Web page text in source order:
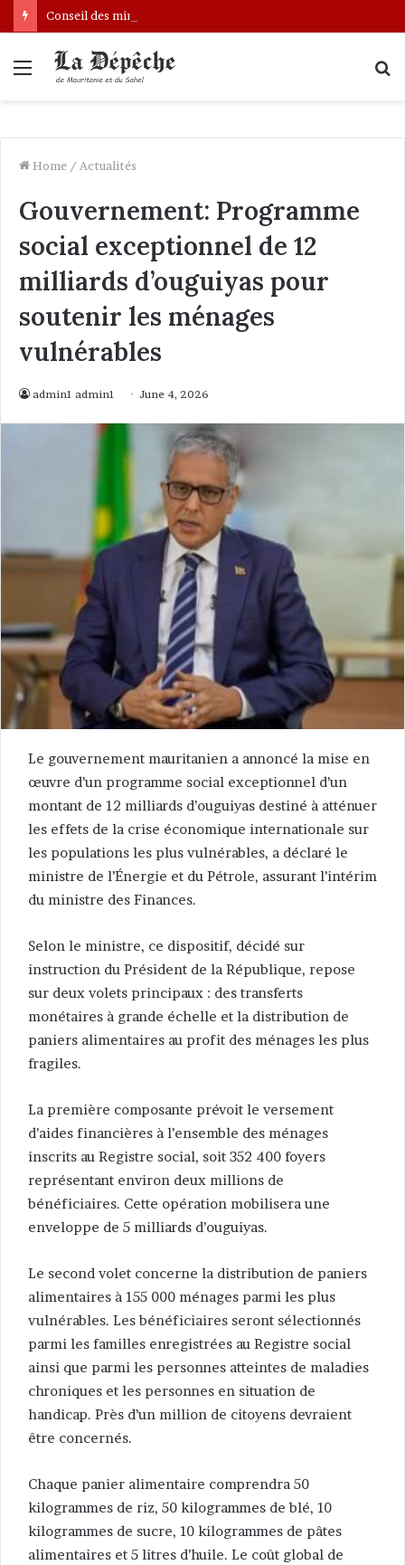
Menu
Home / Actualités
Gouvernement: Programme
social exceptionnel de 12
milliards d’ouguiyas pour
soutenir les ménages
vulnérables
admin1 admin1 June 4, 2026
Le gouvernement mauritanien a annoncé la mise en
œuvre d’un programme social exceptionnel d’un
montant de 12 milliards d’ouguiyas destiné à atténuer
les effets de la crise économique internationale sur
les populations les plus vulnérables, a déclaré le
ministre de l’Énergie et du Pétrole, assurant l’intérim
du ministre des Finances.
Selon le ministre, ce dispositif, décidé sur
instruction du Président de la République, repose
sur deux volets principaux : des transferts
monétaires à grande échelle et la distribution de
paniers alimentaires au profit des ménages les plus
fragiles.
La première composante prévoit le versement
d’aides financières à l’ensemble des ménages
inscrits au Registre social, soit 352 400 foyers
représentant environ deux millions de
bénéficiaires. Cette opération mobilisera une
enveloppe de 5 milliards d’ouguiyas.
Le second volet concerne la distribution de paniers
alimentaires à 155 000 ménages parmi les plus
vulnérables. Les bénéficiaires seront sélectionnés
parmi les familles enregistrées au Registre social
ainsi que parmi les personnes atteintes de maladies
chroniques et les personnes en situation de
handicap. Près d’un million de citoyens devraient
être concernés.
Chaque panier alimentaire comprendra 50
kilogrammes de riz, 50 kilogrammes de blé, 10
kilogrammes de sucre, 10 kilogrammes de pâtes
alimentaires et 5 litres d’huile. Le coût global de